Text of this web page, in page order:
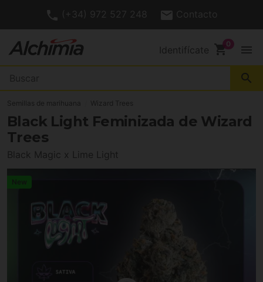
(+34) 972 527 248 Contacto
Identifícate shopping_cart menu
search
Semillas de marihuana Wizard Trees
Black Light Feminizada de Wizard
Trees
Black Magic x Lime Light
New